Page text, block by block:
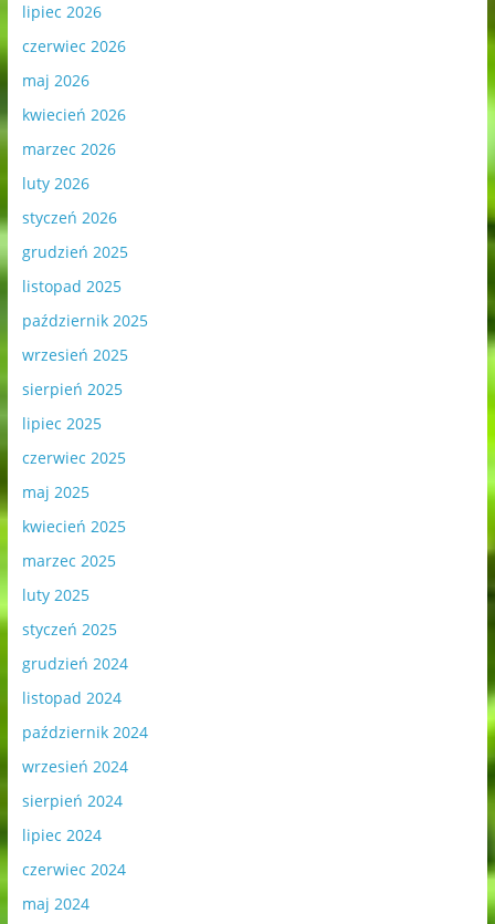
lipiec 2026
czerwiec 2026
maj 2026
kwiecień 2026
marzec 2026
luty 2026
styczeń 2026
grudzień 2025
listopad 2025
październik 2025
wrzesień 2025
sierpień 2025
lipiec 2025
czerwiec 2025
maj 2025
kwiecień 2025
marzec 2025
luty 2025
styczeń 2025
grudzień 2024
listopad 2024
październik 2024
wrzesień 2024
sierpień 2024
lipiec 2024
czerwiec 2024
maj 2024